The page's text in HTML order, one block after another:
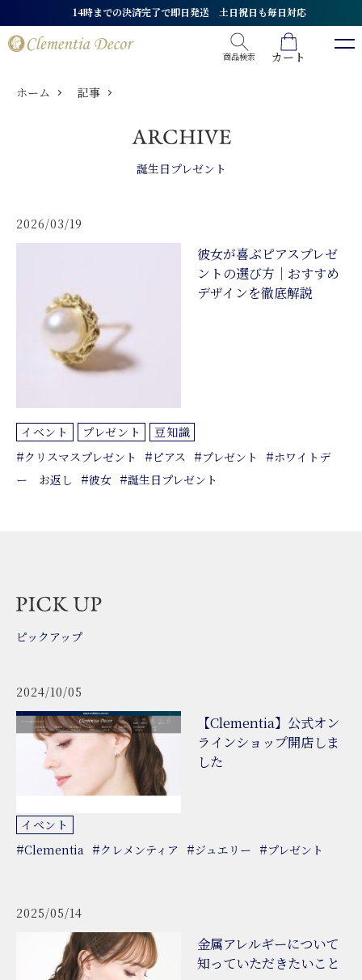
14時までの決済完了で即日発送 土日祝日も毎日対応
商品検索 カート
ホーム 記事
誕生日プレゼント
2026/03/19
彼女が喜ぶピアスプレゼ
ントの選び方｜おすすめ
デザインを徹底解説
イベント プレゼント 豆知識
#クリスマスプレゼント #ピアス #プレゼント #ホワイトデ
ー お返し #彼女 #誕生日プレゼント
ピックアップ
2024/10/05
【Clementia】公式オン
ラインショップ開店しま
した
イベント
#Clementia #クレメンティア #ジュエリー #プレゼント
2025/05/14
金属アレルギーについて
知っていただきたいこと